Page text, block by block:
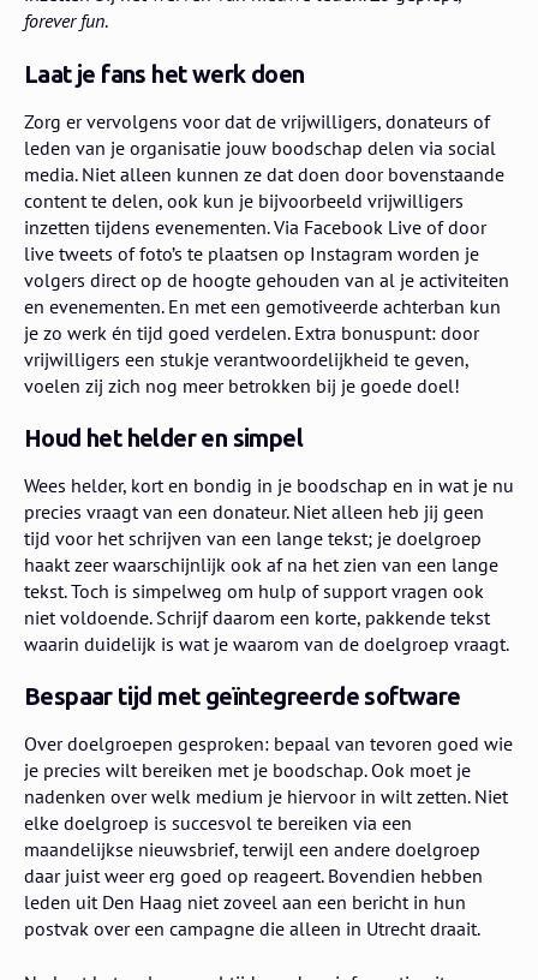
forever fun.
Laat je fans het werk doen
Zorg er vervolgens voor dat de vrijwilligers, donateurs of
leden van je organisatie jouw boodschap delen via social
media. Niet alleen kunnen ze dat doen door bovenstaande
content te delen, ook kun je bijvoorbeeld vrijwilligers
inzetten tijdens evenementen. Via Facebook Live of door
live tweets of foto’s te plaatsen op Instagram worden je
volgers direct op de hoogte gehouden van al je activiteiten
en evenementen. En met een gemotiveerde achterban kun
je zo werk én tijd goed verdelen. Extra bonuspunt: door
vrijwilligers een stukje verantwoordelijkheid te geven,
voelen zij zich nog meer betrokken bij je goede doel!
Houd het helder en simpel
Wees helder, kort en bondig in je boodschap en in wat je nu
precies vraagt van een donateur. Niet alleen heb jij geen
tijd voor het schrijven van een lange tekst; je doelgroep
haakt zeer waarschijnlijk ook af na het zien van een lange
tekst. Toch is simpelweg om hulp of support vragen ook
niet voldoende. Schrijf daarom een korte, pakkende tekst
waarin duidelijk is wat je waarom van de doelgroep vraagt.
Bespaar tijd met geïntegreerde software
Over doelgroepen gesproken: bepaal van tevoren goed wie
je precies wilt bereiken met je boodschap. Ook moet je
nadenken over welk medium je hiervoor in wilt zetten. Niet
elke doelgroep is succesvol te bereiken via een
maandelijkse nieuwsbrief, terwijl een andere doelgroep
daar juist weer erg goed op reageert. Bovendien hebben
leden uit Den Haag niet zoveel aan een bericht in hun
postvak over een campagne die alleen in Utrecht draait.